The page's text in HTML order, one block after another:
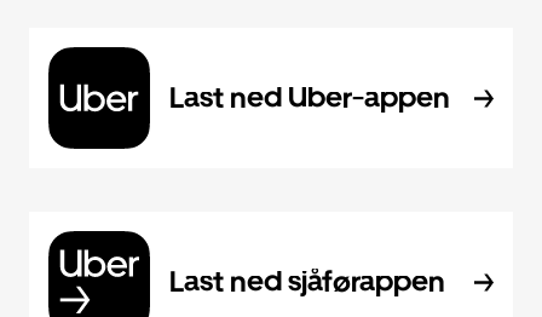
Last ned Uber-appen
Last ned sjåførappen